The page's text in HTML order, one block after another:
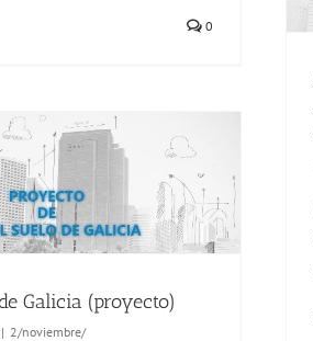
0
Galicia (proyecto)
| 2/noviembre/